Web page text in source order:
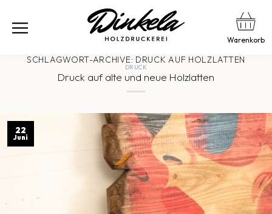
Warenkorb
SCHLAGWORT-ARCHIVE: DRUCK AUF HOLZLATTEN
DRUCK
Druck auf alte und neue Holzlatten
22
Juni